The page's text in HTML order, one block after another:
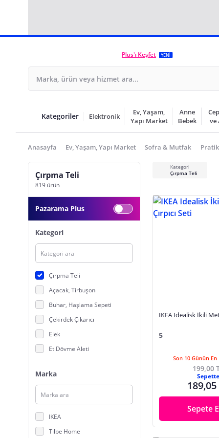
Plus'ı Keşfet YENİ
Kategoriler Elektronik
Ev, Yaşam,
Yapı Market
Anne
Bebek
ve
Anasayfa Ev, Yaşam, Yapı Market Sofra & Mutfak
Çırpma Teli
819 ürün
Pazarama Plus
Kategori
Çırpma Teli
Açacak, Tirbuşon
Buhar, Haşlama Sepeti
Çekirdek Çıkarıcı
Elek
Et Dövme Aleti
Fındık, Ceviz Kırıcı
Hamburger Yapma Aparatı
Hamur Açma Matı
Marka
IKEA
Tilbe Home
Kategori
Çırpma Teli
IKEA Idealisk İkili
5
Son 10 Günün En
199,00
Sepette
189,05
Sepete